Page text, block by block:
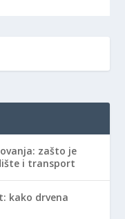
zašto je
i transport
kako drvena